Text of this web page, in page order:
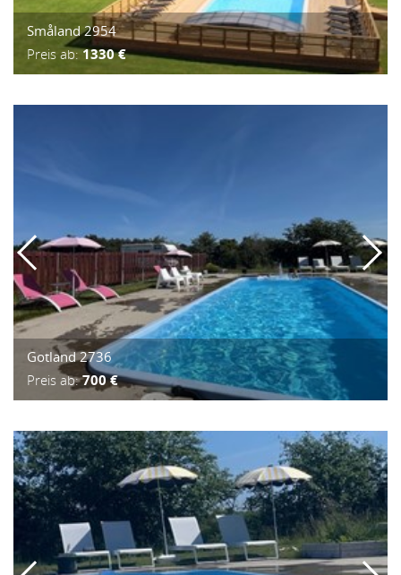
Småland 2954
Preis ab:1330 €
Gotland 2736
Preis ab:700 €